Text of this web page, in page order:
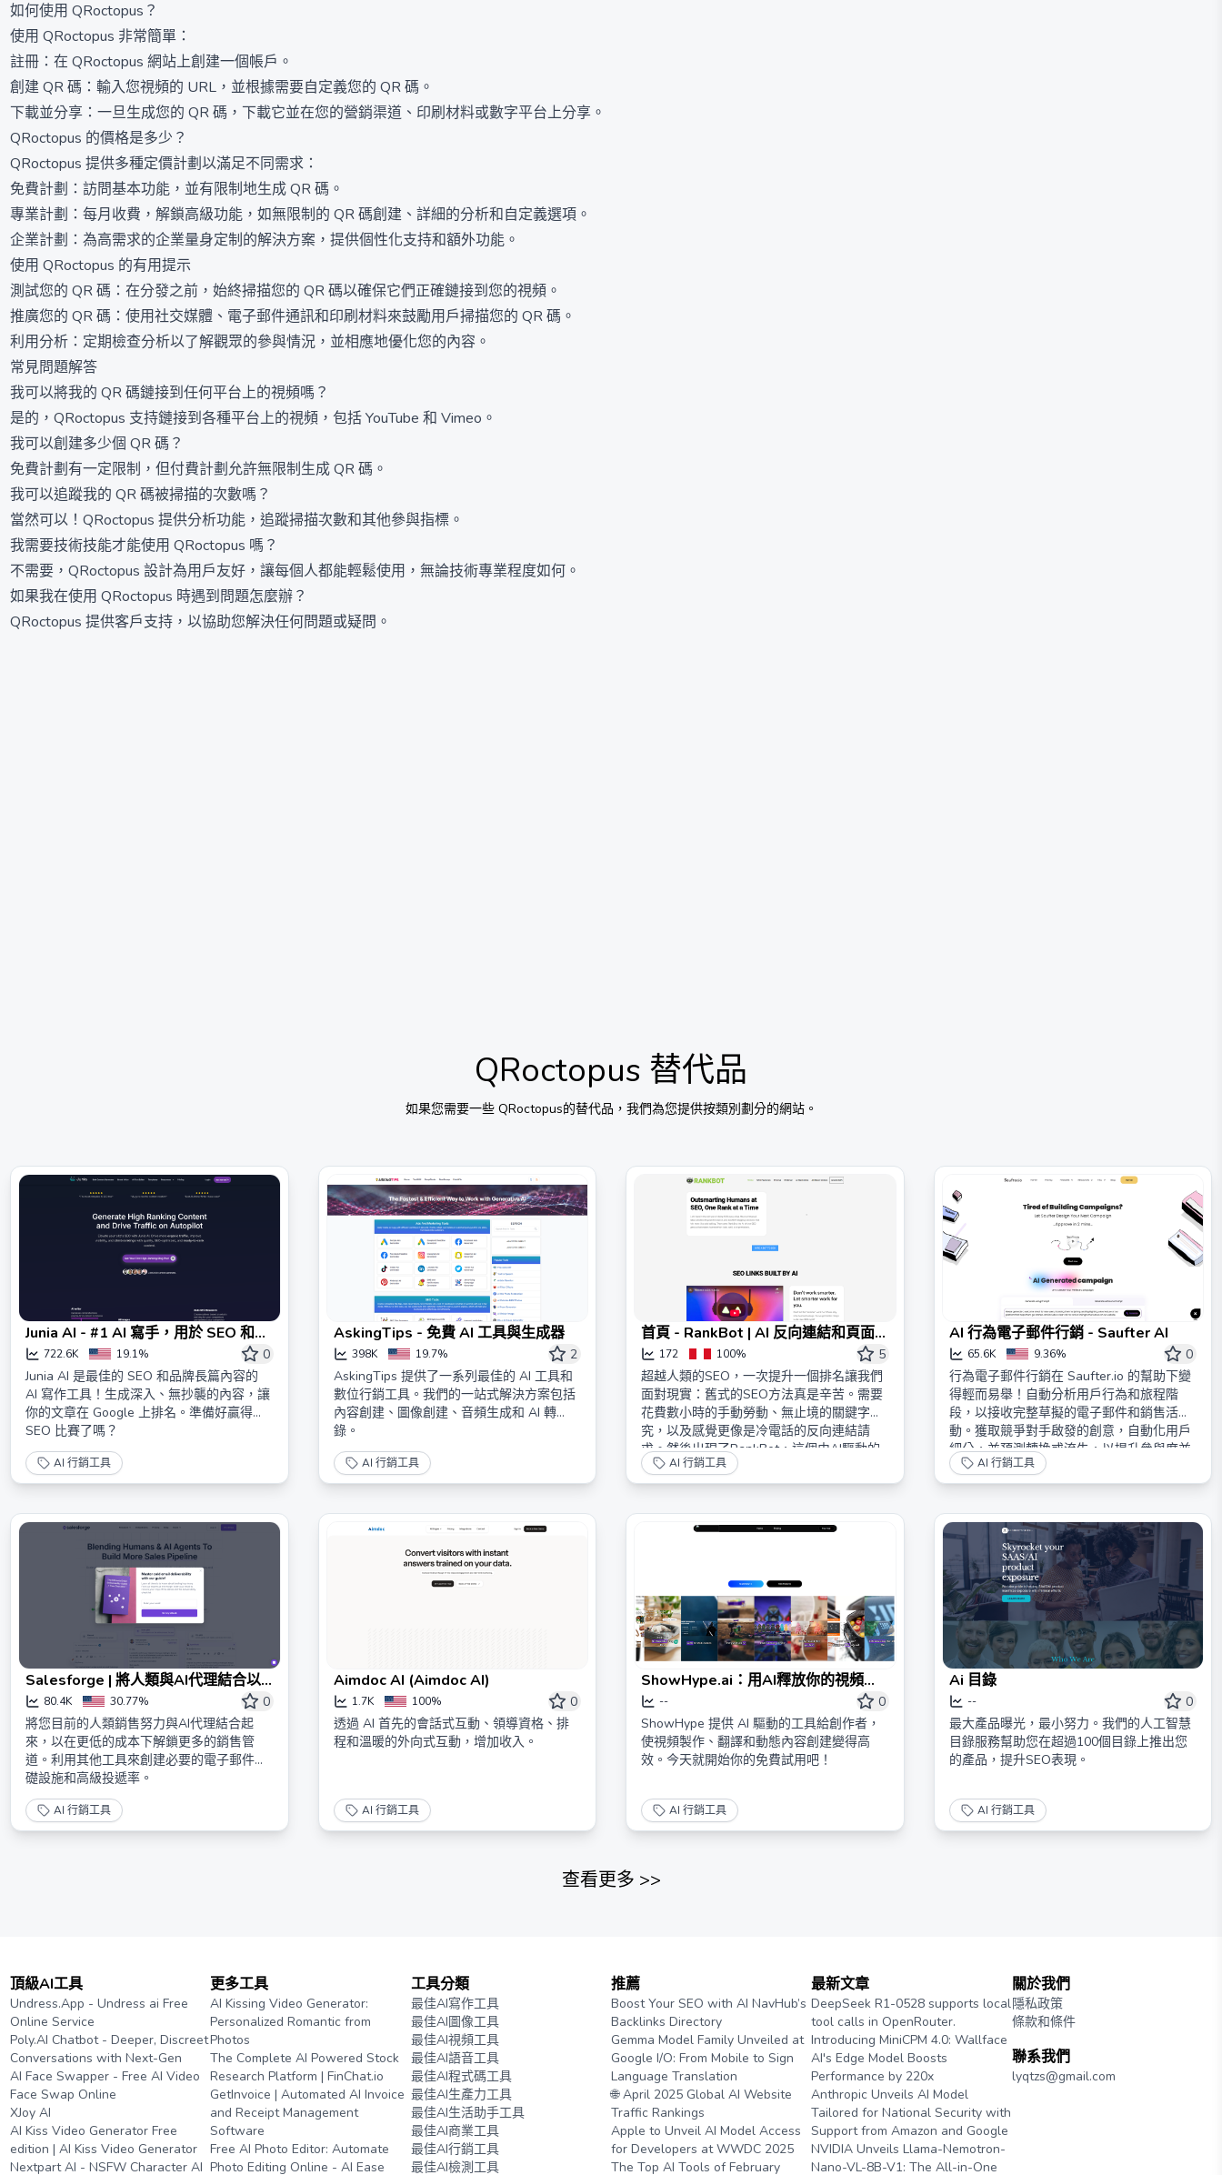
如何使用 QRoctopus？
使用 QRoctopus 非常簡單：
註冊：在 QRoctopus 網站上創建一個帳戶。
創建 QR 碼：輸入您視頻的 URL，並根據需要自定義您的 QR 碼。
下載並分享：一旦生成您的 QR 碼，下載它並在您的營銷渠道、印刷材料或數字平台上分享。
QRoctopus 的價格是多少？
QRoctopus 提供多種定價計劃以滿足不同需求：
免費計劃：訪問基本功能，並有限制地生成 QR 碼。
專業計劃：每月收費，解鎖高級功能，如無限制的 QR 碼創建、詳細的分析和自定義選項。
企業計劃：為高需求的企業量身定制的解決方案，提供個性化支持和額外功能。
使用 QRoctopus 的有用提示
測試您的 QR 碼：在分發之前，始終掃描您的 QR 碼以確保它們正確鏈接到您的視頻。
推廣您的 QR 碼：使用社交媒體、電子郵件通訊和印刷材料來鼓勵用戶掃描您的 QR 碼。
利用分析：定期檢查分析以了解觀眾的參與情況，並相應地優化您的內容。
常見問題解答
我可以將我的 QR 碼鏈接到任何平台上的視頻嗎？
是的，QRoctopus 支持鏈接到各種平台上的視頻，包括 YouTube 和 Vimeo。
我可以創建多少個 QR 碼？
免費計劃有一定限制，但付費計劃允許無限制生成 QR 碼。
我可以追蹤我的 QR 碼被掃描的次數嗎？
當然可以！QRoctopus 提供分析功能，追蹤掃描次數和其他參與指標。
我需要技術技能才能使用 QRoctopus 嗎？
不需要，QRoctopus 設計為用戶友好，讓每個人都能輕鬆使用，無論技術專業程度如何。
如果我在使用 QRoctopus 時遇到問題怎麼辦？
QRoctopus 提供客戶支持，以協助您解決任何問題或疑問。
QRoctopus 替代品
如果您需要一些 QRoctopus的替代品，我們為您提供按類別劃分的網站。
Junia AI - #1 AI 寫手，用於 SEO 和內
容生成
722.6K 19.1%
0
Junia AI 是最佳的 SEO 和品牌長篇內容的
AI 寫作工具！生成深入、無抄襲的內容，讓
你的文章在 Google 上排名。準備好贏得
SEO 比賽了嗎？
AI 行銷工具
AskingTips - 免費 AI 工具與生成器
398K 19.7%
2
AskingTips 提供了一系列最佳的 AI 工具和
數位行銷工具。我們的一站式解決方案包括
內容創建、圖像創建、音頻生成和 AI 轉
錄。
AI 行銷工具
首頁 - RankBot | AI 反向連結和頁面
SEO172 100%
5
超越人類的SEO，一次提升一個排名讓我們
面對現實：舊式的SEO方法真是辛苦。需要
花費數小時的手動勞動、無止境的關鍵字研
究，以及感覺更像是冷電話的反向連結請
求。然後出現了RankBot，這個由AI驅動的
SEO天才，讓人類的努力看起來，嗯，有點
過時。 雇用 […]
AI 行銷工具
AI 行為電子郵件行銷 - Saufter AI
65.6K 9.36%
0
行為電子郵件行銷在 Saufter.io 的幫助下變
得輕而易舉！自動分析用戶行為和旅程階
段，以接收完整草擬的電子郵件和銷售活
動。獲取競爭對手啟發的創意，自動化用戶
細分，並預測轉換或流失，以提升參與度並
推動留存。
AI 行銷工具
Salesforge | 將人類與AI代理結合以
建立更多銷售管道
80.4K 30.77%
0
將您目前的人類銷售努力與AI代理結合起
來，以在更低的成本下解鎖更多的銷售管
道。利用其他工具來創建必要的電子郵件基
礎設施和高級投遞率。
AI 行銷工具
Aimdoc AI (Aimdoc AI)
1.7K 100%
0
透過 AI 首先的會話式互動、領導資格、排
程和溫暖的外向式互動，增加收入。
AI 行銷工具
ShowHype.ai：用AI釋放你的視頻創
意 --
0
ShowHype 提供 AI 驅動的工具給創作者，
使視頻製作、翻譯和動態內容創建變得高
效。今天就開始你的免費試用吧！
AI 行銷工具
Ai 目錄
--
0
最大產品曝光，最小努力。我們的人工智慧
目錄服務幫助您在超過100個目錄上推出您
的產品，提升SEO表現。
AI 行銷工具
查看更多 >>
頂級AI工具
Undress.App - Undress ai Free
Online Service
Poly.AI Chatbot - Deeper, Discreet
Conversations with Next-Gen
AI Face Swapper - Free AI Video
Face Swap Online
XJoy AI
AI Kiss Video Generator Free
edition | AI Kiss Video Generator
Nextpart AI - NSFW Character AI
更多工具
AI Kissing Video Generator:
Personalized Romantic from
Photos
The Complete AI Powered Stock
Research Platform | FinChat.io
GetInvoice | Automated AI Invoice
and Receipt Management
Software
Free AI Photo Editor: Automate
Photo Editing Online - AI Ease
工具分類
最佳AI寫作工具
最佳AI圖像工具
最佳AI視頻工具
最佳AI語音工具
最佳AI程式碼工具
最佳AI生產力工具
最佳AI生活助手工具
最佳AI商業工具
最佳AI行銷工具
最佳AI檢測工具
推薦
Boost Your SEO with AI NavHub’s
Backlinks Directory
Gemma Model Family Unveiled at
Google I/O: From Mobile to Sign
Language Translation
🌐 April 2025 Global AI Website
Traffic Rankings
Apple to Unveil AI Model Access
for Developers at WWDC 2025
The Top AI Tools of February
最新文章
DeepSeek R1-0528 supports local
tool calls in OpenRouter.
Introducing MiniCPM 4.0: Wallface
AI's Edge Model Boosts
Performance by 220x
Anthropic Unveils AI Model
Tailored for National Security with
Support from Amazon and Google
NVIDIA Unveils Llama-Nemotron-
Nano-VL-8B-V1: The All-in-One
關於我們
隱私政策
條款和條件
聯系我們
lyqtzs@gmail.com